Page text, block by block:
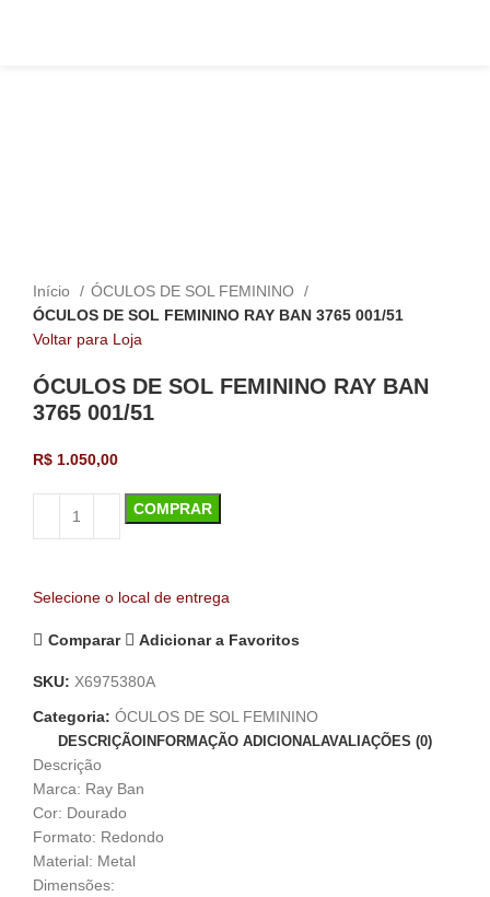
Início
ÓCULOS DE SOL FEMININO
ÓCULOS DE SOL FEMININO RAY BAN 3765 001/51
Voltar para Loja
ÓCULOS DE SOL FEMININO RAY BAN
3765 001/51
R$ 1.050,00
COMPRAR
Selecione o local de entrega
Comparar Adicionar a Favoritos
SKU: X6975380A
Categoria: ÓCULOS DE SOL FEMININO
DESCRIÇÃO INFORMAÇÃO ADICIONALAVALIAÇÕES (0)
Descrição
Marca: Ray Ban
Cor: Dourado
Formato: Redondo
Material: Metal
Dimensões: